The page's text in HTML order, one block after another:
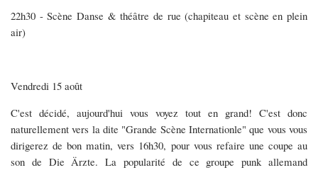
22h30 - Scène Danse & théâtre de rue (chapiteau et scène en plein
air)
Vendredi 15 août
C'est décidé, aujourd'hui vous voyez tout en grand! C'est donc
naturellement vers la dite "Grande Scène Internationle" que vous vous
dirigerez de bon matin, vers 16h30, pour vous refaire une coupe au
son de Die Ärzte. La popularité de ce groupe punk allemand